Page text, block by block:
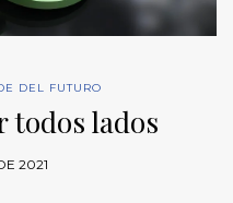
DEL FUTURO
todos lados
2021